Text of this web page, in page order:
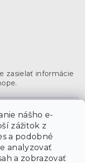
nášho e-
zážitok z
a podobné
analyzovať
a zobrazovať
zasielať informácie
ochrany